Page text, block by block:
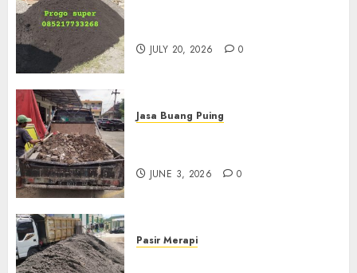
JULY 20, 2026 0
Jasa Buang Puing
JUNE 3, 2026 0
Pasir Merapi